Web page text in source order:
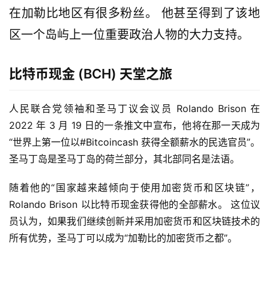
在加勒比地区有很多粉丝。 他甚至得到了该地
区一个岛屿上一位重要政治人物的大力支持。
比特币现金 (BCH) 天堂之旅
人民联合党领袖和圣马丁议会议员 Rolando Brison 在
2022 年 3 月 19 日的一条推文中宣布，他将在那一天成为
“世界上第一位以#Bitcoincash 获得全额薪水的民选官员”。
圣马丁岛是圣马丁岛的荷兰部分，其北部同名是法语。
随着他的“国家越来越倾向于使用加密货币和区块链”，
Rolando Brison 以比特币现金获得他的全部薪水。 这位议
员认为，如果我们继续创新并采用加密货币和区块链技术的
所有优势，圣马丁可以成为“加勒比的加密货币之都”。